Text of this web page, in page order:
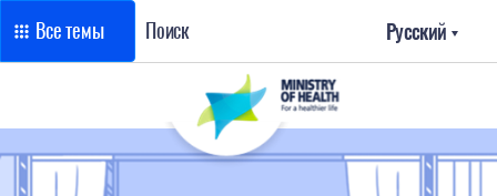
Все темы Поиск Русский